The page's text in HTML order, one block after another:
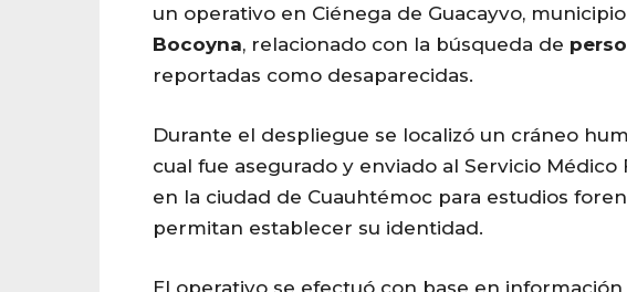
un operativo en Ciénega de Guacayvo,
Bocoyna, relacionado con la búsqueda de
reportadas como desaparecidas.
Durante el despliegue se localizó un cráneo
cual fue asegurado y enviado al Servicio Médico
en la ciudad de Cuauhtémoc para estudios
permitan establecer su identidad.
El operativo se efectuó con base en